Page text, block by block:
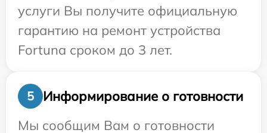
услуги Вы получите официальную
гарантию на ремонт устройства
Fortuna сроком до 3 лет.
5
Информирование о готовности
Мы сообщим Вам о готовности